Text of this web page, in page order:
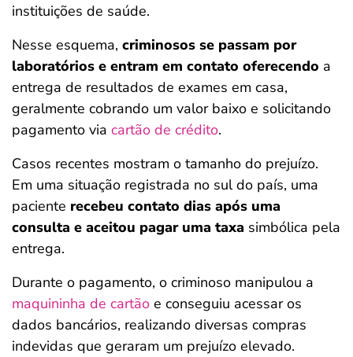
instituições de saúde.
Nesse esquema, criminosos se passam por
laboratórios e entram em contato oferecendo a
entrega de resultados de exames em casa,
geralmente cobrando um valor baixo e solicitando
pagamento via cartão de crédito.
Casos recentes mostram o tamanho do prejuízo.
Em uma situação registrada no sul do país, uma
paciente recebeu contato dias após uma
consulta e aceitou pagar uma taxa simbólica pela
entrega.
Durante o pagamento, o criminoso manipulou a
maquininha de cartão e conseguiu acessar os
dados bancários, realizando diversas compras
indevidas que geraram um prejuízo elevado.